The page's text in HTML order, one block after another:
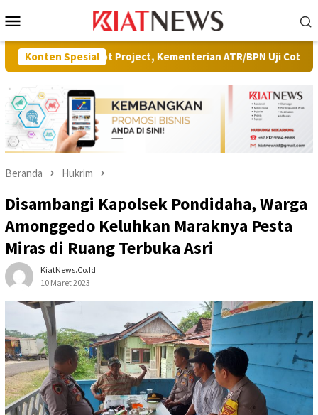
ke
Mobile
Konten Spesial
Pilot Project, Kementerian ATR/BPN Uji Coba Layanan
Beranda Hukrim
Disambangi Kapolsek Pondidaha, Warga
Amonggedo Keluhkan Maraknya Pesta
Miras di Ruang Terbuka Asri
KiatNews.co.id
10 Maret 2023